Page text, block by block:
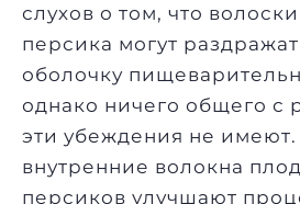
слухов о том, что
персика могут
оболочку
однако ничего общего с
эти убеждения не
внутренние волокна
персиков улучшают